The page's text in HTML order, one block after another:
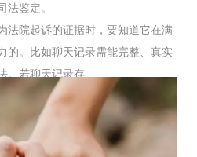
法鉴定。
法院起诉的证据时，要知道它在满
的。比如聊天记录需能完整、真实
。若聊天记录存